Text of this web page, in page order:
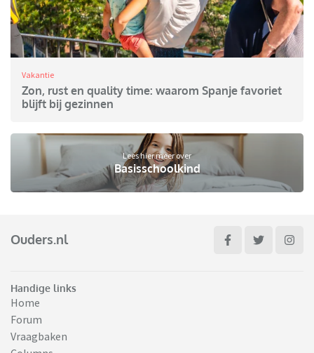
Vakantie
Zon, rust en quality time: waarom Spanje favoriet
blijft bij gezinnen
Lees hier meer over
Basisschoolkind
Ouders.nl
Handige links
Home
Forum
Vraagbaken